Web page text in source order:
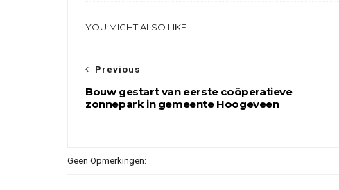
YOU MIGHT ALSO LIKE
Previous
Bouw gestart van eerste coöperatieve
zonnepark in gemeente Hoogeveen
Geen Opmerkingen: